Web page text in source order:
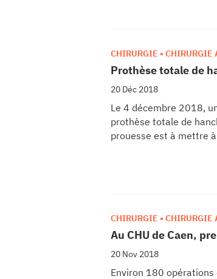
Prothèse totale de
20 Déc 2018
CHIRURGIE • CHIRURGIE
Le 4 décembre 2018,
prothèse totale de
prouesse est à mettre
Au CHU de Caen,
20 Nov 2018
CHIRURGIE • CHIRURGIE
Environ 180 opérations